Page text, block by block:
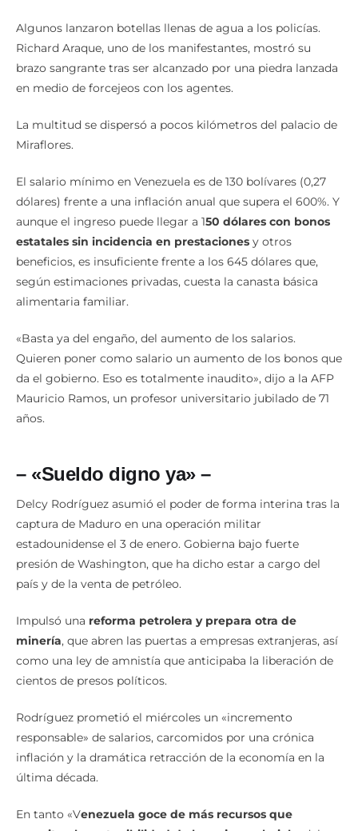
Algunos lanzaron botellas llenas de agua a los policías.
Richard Araque, uno de los manifestantes, mostró su
brazo sangrante tras ser alcanzado por una piedra lanzada
en medio de forcejeos con los agentes.
La multitud se dispersó a pocos kilómetros del palacio de
Miraflores.
El salario mínimo en Venezuela es de 130 bolívares (0,27
dólares) frente a una inflación anual que supera el 600%. Y
aunque el ingreso puede llegar a 150 dólares con bonos
estatales sin incidencia en prestaciones y otros
beneficios, es insuficiente frente a los 645 dólares que,
según estimaciones privadas, cuesta la canasta básica
alimentaria familiar.
«Basta ya del engaño, del aumento de los salarios.
Quieren poner como salario un aumento de los bonos que
da el gobierno. Eso es totalmente inaudito», dijo a la AFP
Mauricio Ramos, un profesor universitario jubilado de 71
años.
– «Sueldo digno ya» –
Delcy Rodríguez asumió el poder de forma interina tras la
captura de Maduro en una operación militar
estadounidense el 3 de enero. Gobierna bajo fuerte
presión de Washington, que ha dicho estar a cargo del
país y de la venta de petróleo.
Impulsó una reforma petrolera y prepara otra de
minería, que abren las puertas a empresas extranjeras, así
como una ley de amnistía que anticipaba la liberación de
cientos de presos políticos.
Rodríguez prometió el miércoles un «incremento
responsable» de salarios, carcomidos por una crónica
inflación y la dramática retracción de la economía en la
última década.
En tanto «Venezuela goce de más recursos que